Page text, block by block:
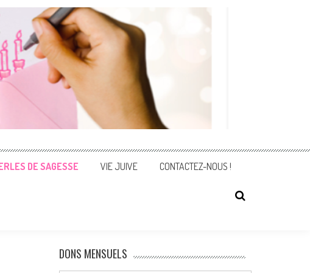
DE SAGESSE VIE JUIVE CONTACTEZ-NOUS !
DONS MENSUELS